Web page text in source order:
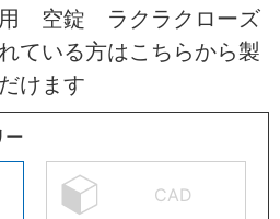
空錠 ラクラクローズ
ている方はこちらから製
けます
ー
CAD